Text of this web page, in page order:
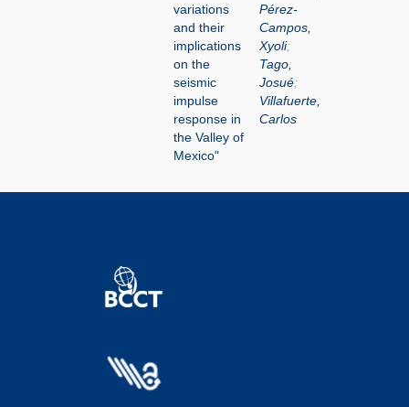
variations
and their
implications
on the
seismic
impulse
response in
the Valley of
Mexico"
Pérez-
Campos,
Xyoli;
Tago,
Josué;
Villafuerte,
Carlos